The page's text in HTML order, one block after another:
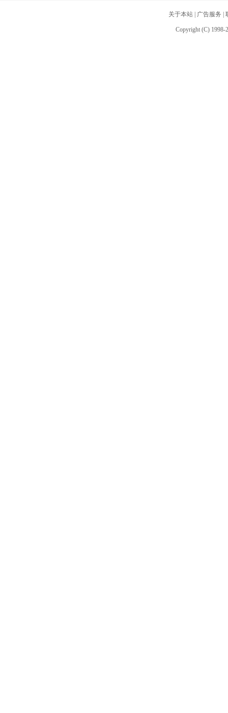
关于本站| 广告服务
Copyright (C) 1998-